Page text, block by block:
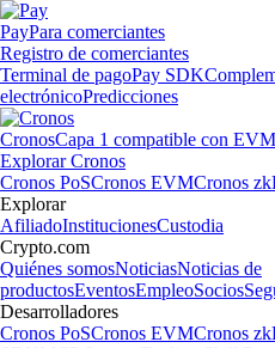
PayPara comerciantes
Registro de comerciantes
Terminal de pagoPay SDK
electrónicoPredicciones
CronosCapa 1 compatible con EVM
Explorar Cronos
Cronos PoSCronos EVMCronos
Explorar
AfiliadoInstitucionesCustodia
Crypto.com
Quiénes somosNoticiasNoticias de
productosEventosEmpleoSocios
Desarrolladores
Cronos PoSCronos EVMCronos